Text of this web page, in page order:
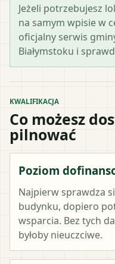
Jeżeli potrzebujesz
na samym wpisie w
oficjalny serwis
Białymstoku i
KWALIFIKACJA
Co możesz
pilnować
Poziom
Najpierw sprawdza
budynku, dopiero
wsparcia. Bez tych
byłoby nieuczciwe.